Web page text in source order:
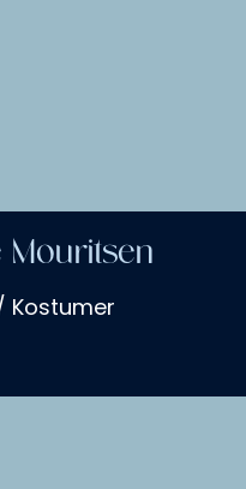
Mouritsen
Kostumer